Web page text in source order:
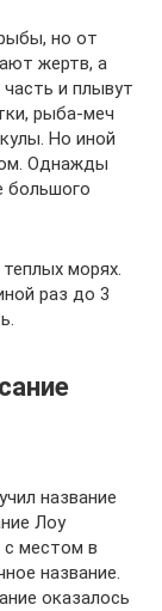
но от
жертв, а
и плывут
рыба-меч
Но иной
Однажды
большого
морях.
раз до 3
название
Лоу
с местом в
название.
оказалось